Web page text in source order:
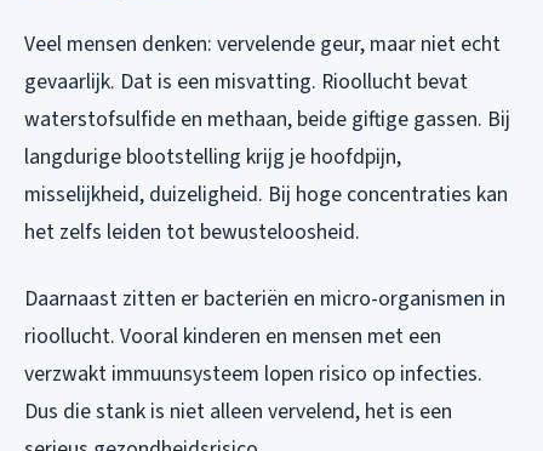
Veel mensen denken: vervelende geur, maar niet echt
gevaarlijk. Dat is een misvatting. Rioollucht bevat
waterstofsulfide en methaan, beide giftige gassen. Bij
langdurige blootstelling krijg je hoofdpijn,
misselijkheid, duizeligheid. Bij hoge concentraties kan
het zelfs leiden tot bewusteloosheid.
Daarnaast zitten er bacteriën en micro-organismen in
rioollucht. Vooral kinderen en mensen met een
verzwakt immuunsysteem lopen risico op infecties.
Dus die stank is niet alleen vervelend, het is een